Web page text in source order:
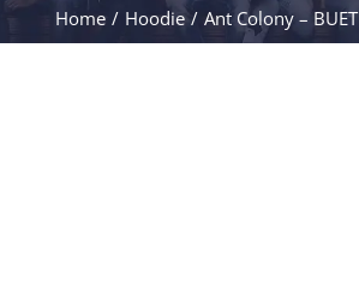
Home Hoodie Ant Colony –